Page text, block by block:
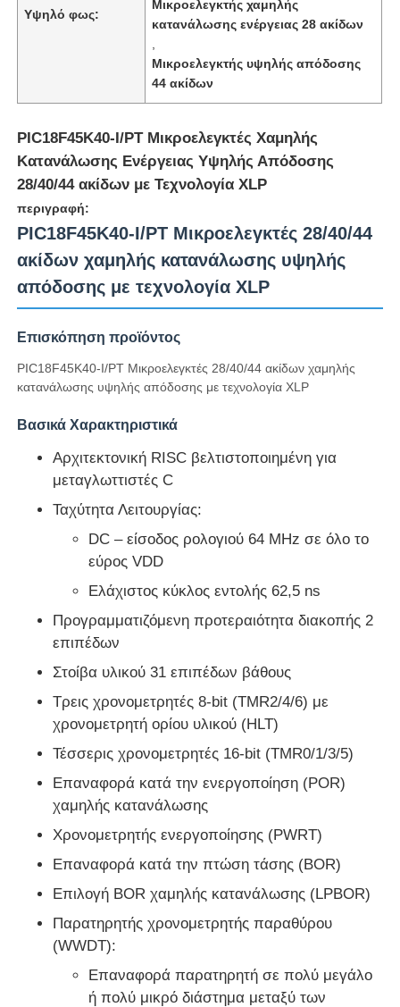
Σπίτι
Σχετικά με εμάς
Επισκέψεις στο εργοστάσιο
Επικοινωνήστε μαζί μας
Υποθέσεις
Φύλακας πύλης προγραμματισμού πεδίου FPGA
Μονάδα μικροελεγκτών MCU
Σύστημα SOC σε τσιπ
MPU IC
Υψηλό φως:
Μικροελεγκτής χαμηλής
κατανάλωσης ενέργειας 28 ακίδων
Μικροελεγκτής υψηλής απόδοσης
44 ακίδων
PIC18F45K40-I/PT Μικροελεγκτές Χαμηλής
Κατανάλωσης Ενέργειας Υψηλής Απόδοσης
28/40/44 ακίδων με Τεχνολογία XLP
περιγραφή:
PIC18F45K40-I/PT Μικροελεγκτές 28/40/44
ακίδων χαμηλής κατανάλωσης υψηλής
απόδοσης με τεχνολογία XLP
Επισκόπηση προϊόντος
PIC18F45K40-I/PT Μικροελεγκτές 28/40/44 ακίδων χαμηλής
κατανάλωσης υψηλής απόδοσης με τεχνολογία XLP
Βασικά Χαρακτηριστικά
Αρχιτεκτονική RISC βελτιστοποιημένη για
μεταγλωττιστές C
Ταχύτητα Λειτουργίας:
DC – είσοδος ρολογιού 64 MHz σε όλο το
εύρος VDD
Ελάχιστος κύκλος εντολής 62,5 ns
Προγραμματιζόμενη προτεραιότητα διακοπής 2
επιπέδων
Στοίβα υλικού 31 επιπέδων βάθους
Τρεις χρονομετρητές 8-bit (TMR2/4/6) με
χρονομετρητή ορίου υλικού (HLT)
Τέσσερις χρονομετρητές 16-bit (TMR0/1/3/5)
Επαναφορά κατά την ενεργοποίηση (POR)
χαμηλής κατανάλωσης
Χρονομετρητής ενεργοποίησης (PWRT)
Επαναφορά κατά την πτώση τάσης (BOR)
Επιλογή BOR χαμηλής κατανάλωσης (LPBOR)
Παρατηρητής χρονομετρητής παραθύρου
(WWDT):
Επαναφορά παρατηρητή σε πολύ μεγάλο
ή πολύ μικρό διάστημα μεταξύ των